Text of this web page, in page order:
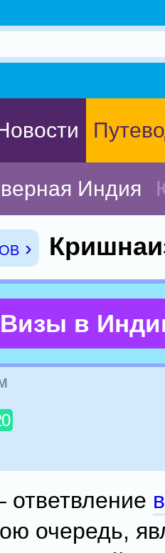
Индия
›
Визы в
ответвление
очередь,